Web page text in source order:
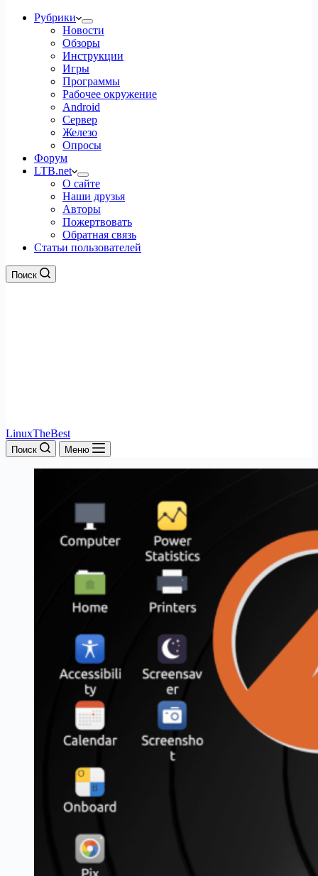
Рубрики
Новости
Обзоры
Инструкции
Игры
Программы
Рабочее окружение
Android
Сервер
Железо
Опросы
Форум
LTB.net
О сайте
Наши друзья
Авторы
Пожертвовать
Обратная связь
Статьи пользователей
Поиск
LinuxTheBest
Поиск Меню